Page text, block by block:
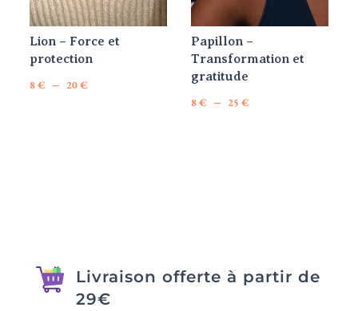
choisies
sur
la
page
choisies
sur
la
page
du
Lion – Force et
protection
8€ – 20€Plage
être
choisies
Papillon –
Transformation et
gratitude
8€ – 25 €Plage
peuvent
être
Livraison offerte à partir de
29€